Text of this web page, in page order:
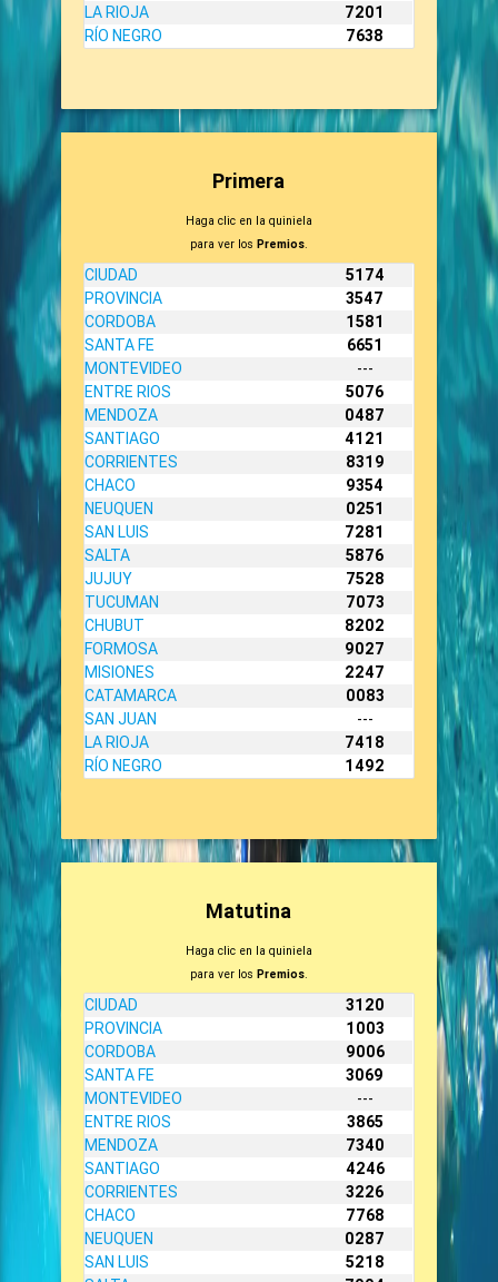
LA RIOJA
7201
RÍO NEGRO
7638
Primera
Haga clic en la quiniela
para ver los Premios.
CIUDAD
5174
PROVINCIA
3547
CORDOBA
1581
SANTA FE
6651
MONTEVIDEO
---
ENTRE RIOS
5076
MENDOZA
0487
SANTIAGO
4121
CORRIENTES
8319
CHACO
9354
NEUQUEN
0251
SAN LUIS
7281
SALTA
5876
JUJUY
7528
TUCUMAN
7073
CHUBUT
8202
FORMOSA
9027
MISIONES
2247
CATAMARCA
0083
SAN JUAN
---
LA RIOJA
7418
RÍO NEGRO
1492
Matutina
Haga clic en la quiniela
para ver los Premios.
CIUDAD
3120
PROVINCIA
1003
CORDOBA
9006
SANTA FE
3069
MONTEVIDEO
---
ENTRE RIOS
3865
MENDOZA
7340
SANTIAGO
4246
CORRIENTES
3226
CHACO
7768
NEUQUEN
0287
SAN LUIS
5218